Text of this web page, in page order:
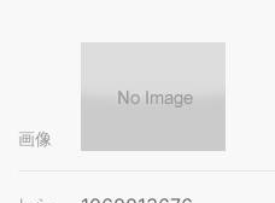
画像